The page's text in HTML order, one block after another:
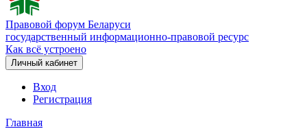
Правовой форум Беларуси
государственный информационно-правовой ресурс
Как всё устроено
Личный кабинет
Вход
Регистрация
Главная